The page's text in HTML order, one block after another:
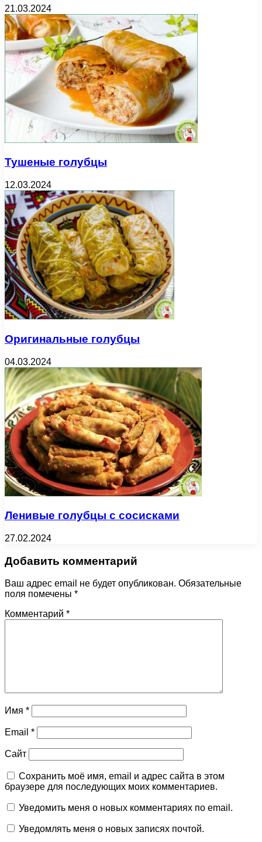
21.03.2024
Тушеные голубцы
12.03.2024
Оригинальные голубцы
04.03.2024
Ленивые голубцы с сосисками
27.02.2024
Добавить комментарий
Ваш адрес email не будет опубликован. Обязательные
поля помечены *
Комментарий *
Имя *
Email *
Сайт
Сохранить моё имя, email и адрес сайта в этом
браузере для последующих моих комментариев.
Уведомить меня о новых комментариях по email.
Уведомлять меня о новых записях почтой.